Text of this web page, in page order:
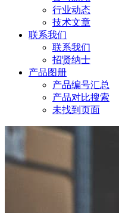
行业动态
技术文章
联系我们
联系我们
招贤纳士
产品图册
产品编号汇总
产品对比搜索
未找到页面